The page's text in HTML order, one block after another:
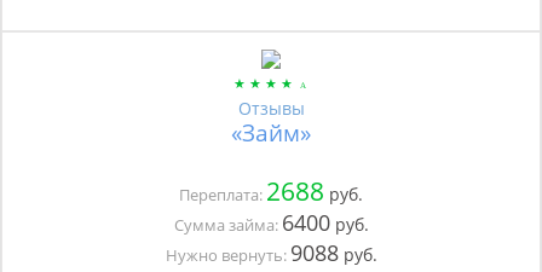
Отзывы
«Займ»
Переплата: 2688 руб.
Сумма займа: 6400руб.
Нужно вернуть: 9088руб.